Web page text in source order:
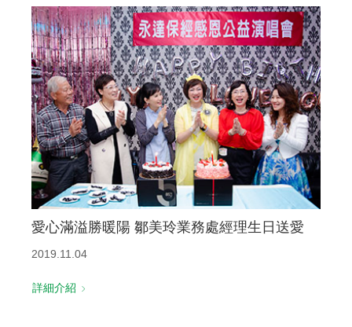
愛心滿溢勝暖陽 鄒美玲業務處經理生日送愛
2019.11.04
詳細介紹